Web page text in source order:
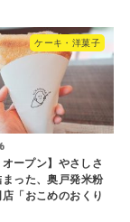
ケーキ・洋菓子
オープン】やさしさ
った、奥戸発米粉
「おこめのおくり